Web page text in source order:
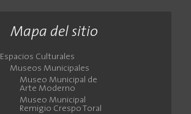
Mapa del sitio
Espacios Culturales
Museos Municipales
Museo Municipal de
Arte Moderno
Museo Municipal
Remigio Crespo Toral